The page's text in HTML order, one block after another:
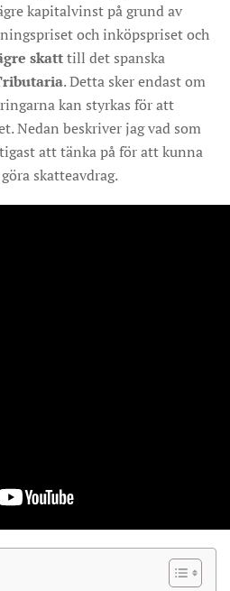
kapitalvinst på grund av
och inköpspriset och
skatttill det spanska
. Detta sker endast om
kan styrkas för att
Nedan beskriver jag vad som
att tänka på för att kunna
skatteavdrag.